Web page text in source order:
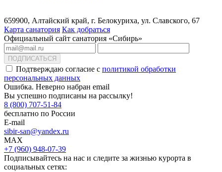
659900, Алтайский край, г. Белокуриха, ул. Славского, 67
Карта санатория Как добраться
Официальный сайт санатория «Сибирь»
ПОДПИСАТЬСЯ
Подтверждаю согласие с политикой обработки
персональных данных
Ошибка. Неверно набран email
Вы успешно подписаны на рассылку!
8 (800) 707-51-84
бесплатно по России
E-mail
sibir-san@yandex.ru
MAX
+7 (960) 948-07-39
Подписывайтесь на нас и следите за жизнью курорта в
социальных сетях: